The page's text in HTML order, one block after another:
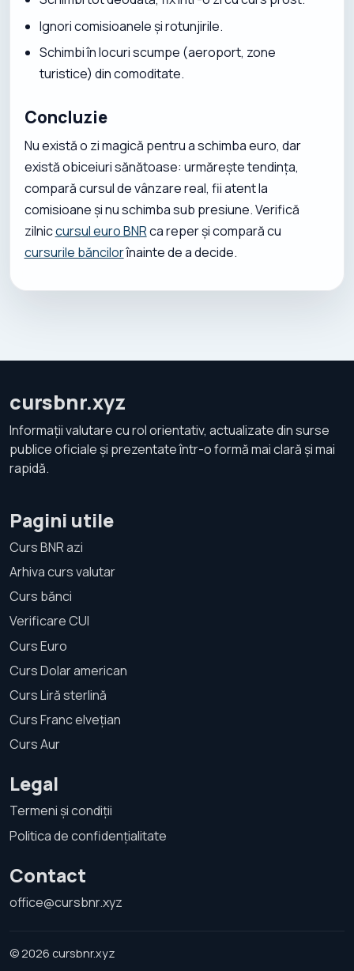
Ignori comisioanele și rotunjirile.
Schimbi în locuri scumpe (aeroport, zone
turistice) din comoditate.
Concluzie
Nu există o zi magică pentru a schimba euro, dar
există obiceiuri sănătoase: urmărește tendința,
compară cursul de vânzare real, fii atent la
comisioane și nu schimba sub presiune. Verifică
zilniccursul euro BNRca reper și compară cu
cursurile băncilorînainte de a decide.
cursbnr.xyz
Informații valutare cu rol orientativ, actualizate din surse
publice oficiale și prezentate într-o formă mai clară și mai
rapidă.
Pagini utile
Curs BNR azi
Arhiva curs valutar
Curs bănci
Verificare CUI
Curs Euro
Curs Dolar american
Curs Liră sterlină
Curs Franc elvețian
Curs Aur
Legal
Termeni și condiții
Politica de confidențialitate
Contact
office@cursbnr.xyz
© 2026 cursbnr.xyz